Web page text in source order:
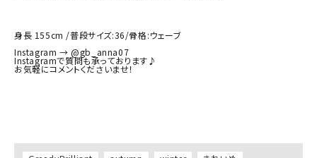
身長 155cm /普段サイズ:36/骨格:ウェーブ
Instagram → @gb_anna07
Instagramで質問も承っております♪
お気軽にコメントくださいませ！